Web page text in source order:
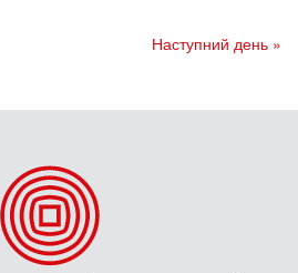
Наступний день »